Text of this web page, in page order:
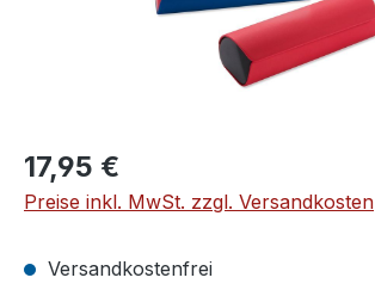
Regulärer Preis:
17,95 €
Preise inkl. MwSt. zzgl. Versandkosten
Versandkostenfrei